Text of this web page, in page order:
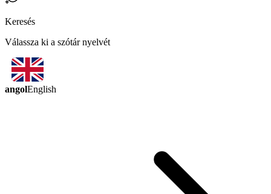
Keresés
Válassza ki a szótár nyelvét
angolEnglish